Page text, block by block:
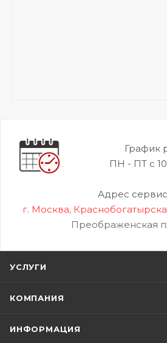
График
ПН - ПТ с
Адрес
г. Москва,
Преображенская
УСЛУГИ
КОМПАНИЯ
ИНФОРМАЦИЯ